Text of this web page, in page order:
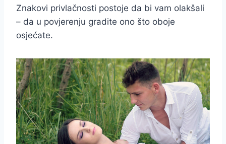
Znakovi privlačnosti postoje da bi vam olakšali
– da u povjerenju gradite ono što oboje
osjećate.